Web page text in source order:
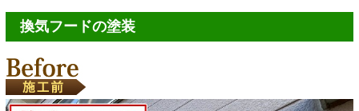
換気フードの塗装